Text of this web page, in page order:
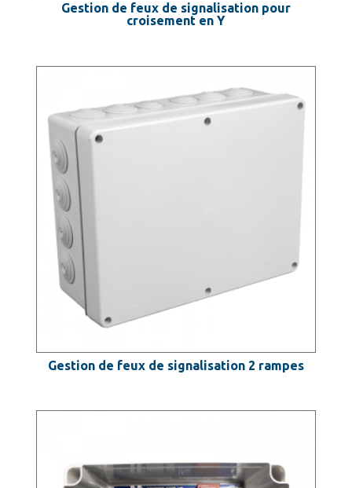
Gestion de feux de signalisation pour
croisement en Y
Gestion de feux de signalisation 2 rampes